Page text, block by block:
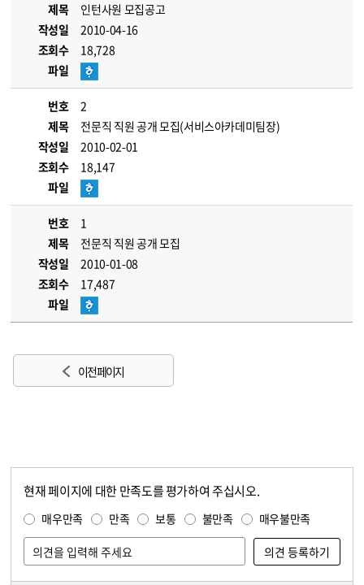
제목
인턴사원 모집공고
작성일
2010-04-16
조회수
18,728
파일
번호
2
제목
전문직 직원 공개 모집(서비스아카데미팀장)
작성일
2010-02-01
조회수
18,147
파일
번호
1
제목
전문직 직원 공개 모집
작성일
2010-01-08
조회수
17,487
파일
이전 페이지
현재 페이지에 대한 만족도를 평가하여 주십시오.
매우만족 만족 보통 불만족 매우불만족